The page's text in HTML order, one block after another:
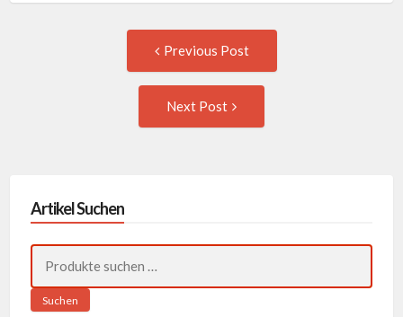
navigation
Previous Post
Next Post
Artikel Suchen
nach:
Suchen